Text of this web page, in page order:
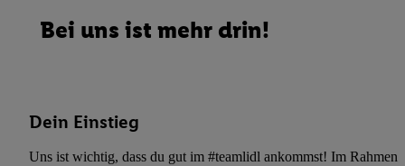
Bei uns ist mehr drin!
Dein Einstieg
Uns ist wichtig, dass du gut im #teamlidl ankommst! Im Rahmen